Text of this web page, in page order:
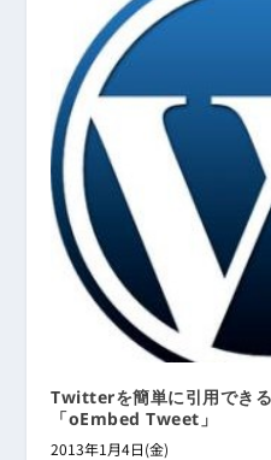
Twitterを簡単に引用でき
「oEmbed Tweet」
2013年1月4日(金)